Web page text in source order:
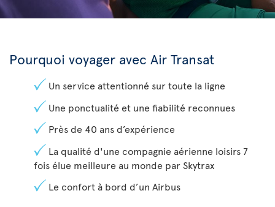
Pourquoi voyager avec Air Transat
Un service attentionné sur toute la ligne
Une ponctualité et une fiabilité reconnues
Près de 40 ans d’expérience
La qualité d'une compagnie aérienne loisirs 7
fois élue meilleure au monde par Skytrax
Le confort à bord d’un Airbus